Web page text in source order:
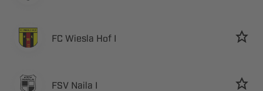
   
  